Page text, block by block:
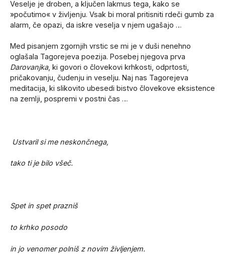
Veselje je droben, a ključen lakmus tega, kako se
»počutimo« v življenju. Vsak bi moral pritisniti rdeči gumb za
alarm, če opazi, da iskre veselja v njem ugašajo …
Med pisanjem zgornjih vrstic se mi je v duši nenehno
oglašala Tagorejeva poezija. Posebej njegova prva
Darovanjka, ki govori o človekovi krhkosti, odprtosti,
pričakovanju, čudenju in veselju. Naj nas Tagorejeva
meditacija, ki slikovito ubesedi bistvo človekove eksistence
na zemlji, pospremi v postni čas …
Ustvaril si me neskončnega,
tako ti je bilo všeč.
Spet in spet prazniš
to krhko posodo
in jo venomer polniš z novim življenjem.